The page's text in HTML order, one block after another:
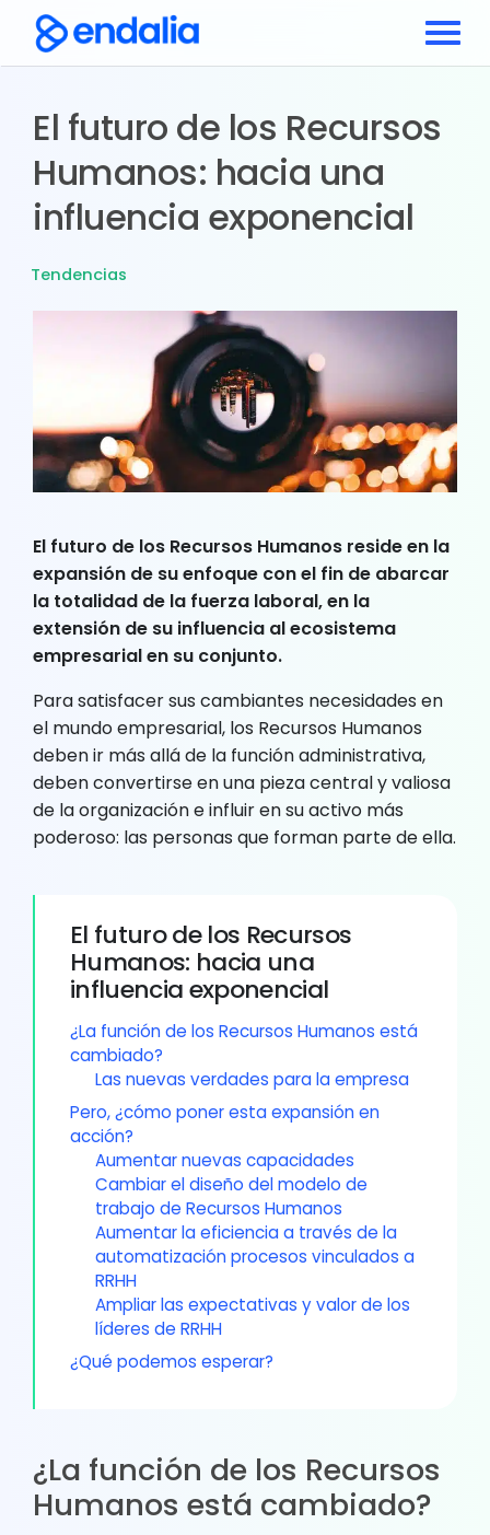
El futuro de los Recursos
Humanos: hacia una
influencia exponencial
Tendencias
El futuro de los Recursos Humanos reside en la
expansión de su enfoque con el fin de abarcar
la totalidad de la fuerza laboral, en la
extensión de su influencia al ecosistema
empresarial en su conjunto.
Para satisfacer sus cambiantes necesidades en
el mundo empresarial, los Recursos Humanos
deben ir más allá de la función administrativa,
deben convertirse en una pieza central y valiosa
de la organización e influir en su activo más
poderoso: las personas que forman parte de ella.
El futuro de los Recursos
Humanos: hacia una
influencia exponencial
¿La función de los Recursos Humanos está
cambiado?
Las nuevas verdades para la empresa
Pero, ¿cómo poner esta expansión en
acción?
Aumentar nuevas capacidades
Cambiar el diseño del modelo de
trabajo de Recursos Humanos
Aumentar la eficiencia a través de la
automatización procesos vinculados a
RRHH
Ampliar las expectativas y valor de los
líderes de RRHH
¿Qué podemos esperar?
¿La función de los Recursos
Humanos está cambiado?